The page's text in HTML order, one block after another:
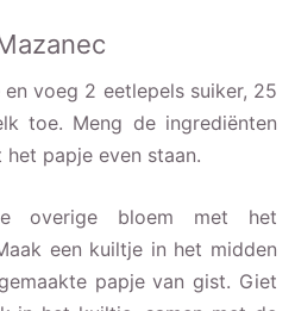
voeg 2 eetlepels suiker, 25
toe. Meng de ingrediënten
papje even staan.
overige bloem met het
een kuiltje in het midden
papje van gist. Giet